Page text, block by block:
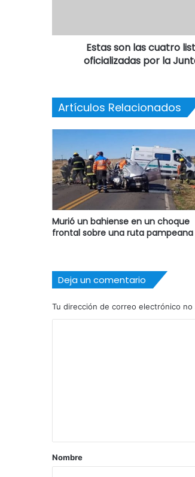
Estas son las cuatro
oficializadas por la
Artículos Relacionados
Murió un bahiense en un choque
frontal sobre una ruta pampeana
Deja un comentario
Tu dirección de correo electrónico no
rNombre